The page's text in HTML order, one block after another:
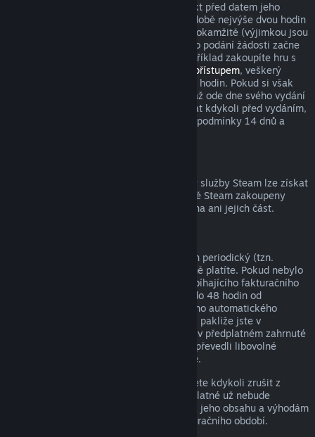
Když si ve službě Steam zakoupíte produkt před datem jeho
vydání, podmínka pro vrácení peněz v podobě nejvýše dvou hodin
strávených v tomto produktu začne platit okamžitě (výjimkou jsou
beta testování), zatímco 14denní lhůta pro podání žádosti začne
běžet až od data vydání. Když si tedy například zakoupíte hru s
prioritním přístupem, veškerý
odehraný čas bude počítán do limitu dvou hodin. Pokud si však
předobjednáte hru, která bude dostupná až ode dne svého vydání
(ne dříve), můžete o vrácení peněz zažádat kdykoli před vydáním,
přičemž s vydáním začnou platit klasické podmínky 14 dnů a
Peníze utracené za prostředky peněženky služby Steam lze získat
zpět, pokud byly tyto prostředky ve službě Steam zakoupeny
nejdéle před čtrnácti dny a nebyla utracena ani jejich část.
K některému obsahu a službám je nabízen periodický (tzn.
měsíční, roční) přístup, za který opakovaně platíte. Pokud nebylo
periodické předplatné použito během probíhajícího fakturačního
období, můžete o vrácení peněz zažádat do 48 hodin od
zakoupení nebo do 48 hodin od libovolného automatického
obnovení. Obsah je považován za použitý, pakliže jste v
probíhajícím fakturačním období hráli hry v předplatném zahrnuté
nebo jste využili, spotřebovali, upravili či převedli libovolné
výhody nebo slevy s předplatným spojené.
Nezapomeňte, že aktivní předplatné můžete kdykoli zrušit z
. Tím zajistíte, že předplatné už nebude
automaticky obnoveno, nicméně přístup k jeho obsahu a výhodám
Vám zůstane do konce probíhajícího fakturačního období.